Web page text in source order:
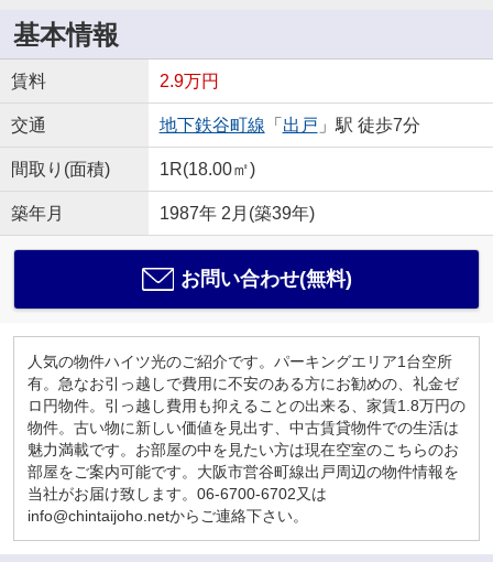
基本情報
賃料 2.9万円
交通 地下鉄谷町線 「 出戸 」駅 徒歩7分
間取り(面積) 1R(18.00㎡)
築年月 1987年 2月(築39年)
お問い合わせ(無料)
人気の物件ハイツ光のご紹介です。パーキングエリア1台空所
有。急なお引っ越しで費用に不安のある方にお勧めの、礼金ゼ
ロ円物件。引っ越し費用も抑えることの出来る、家賃1.8万円の
物件。古い物に新しい価値を見出す、中古賃貸物件での生活は
魅力満載です。お部屋の中を見たい方は現在空室のこちらのお
部屋をご案内可能です。大阪市営谷町線出戸周辺の物件情報を
当社がお届け致します。06-6700-6702又は
info@chintaijoho.netからご連絡下さい。